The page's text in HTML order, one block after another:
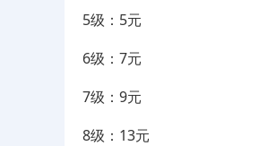
5级：5元
6级：7元
7级：9元
8级：13元